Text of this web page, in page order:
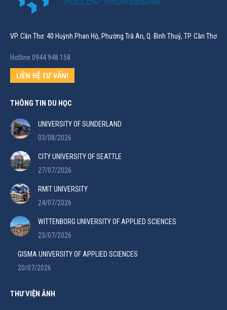
VP. Cần Thơ: 40 Huỳnh Phan Hộ, Phường Trà An, Q. Bình Thuỷ, TP. Cần Thơ
Hotline 0944 948 158
LIÊN HỆ TƯ VẤN!
THÔNG TIN DU HỌC
UNIVERSITY OF SUNDERLAND
03/08/2026
CITY UNIVERSITY OF SEATTLE
27/07/2026
RMIT UNIVERSITY
24/07/2026
WITTENBORG UNIVERSITY OF APPLIED SCIENCES
23/07/2026
GISMA UNIVERSITY OF APPLIED SCIENCES
20/07/2026
THƯ VIỆN ẢNH